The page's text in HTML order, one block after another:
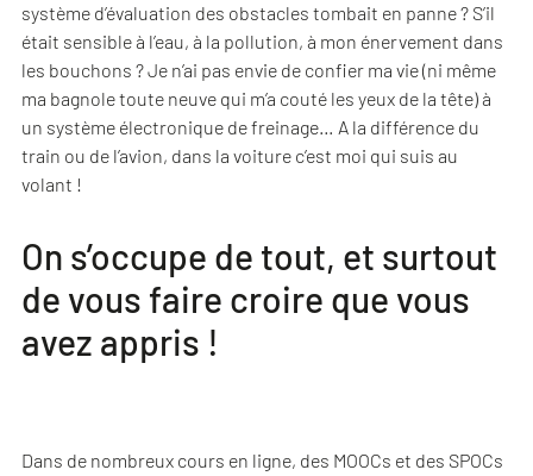
système d’évaluation des obstacles tombait en panne ? S’il
était sensible à l’eau, à la pollution, à mon énervement dans
les bouchons ? Je n’ai pas envie de confier ma vie (ni même
ma bagnole toute neuve qui m’a couté les yeux de la tête) à
un système électronique de freinage… A la différence du
train ou de l’avion, dans la voiture c’est moi qui suis au
volant !
On s’occupe de tout, et surtout
de vous faire croire que vous
avez appris !
Dans de nombreux cours en ligne, des MOOCs et des SPOCs